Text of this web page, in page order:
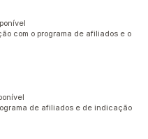
com o programa de afiliados e o
de afiliados e de indicação